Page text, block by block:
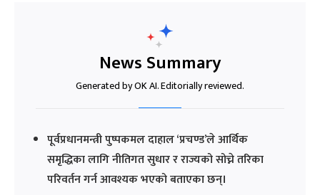
News Summary
Generated by OK AI. Editorially reviewed.
पूर्वप्रधानमन्त्री पुष्पकमल दाहाल ‘प्रचण्ड’ले आर्थिक
समृद्धिका लागि नीतिगत सुधार र राज्यको सोच्ने तरिका
परिवर्तन गर्न आवश्यक भएको बताएका छन्।